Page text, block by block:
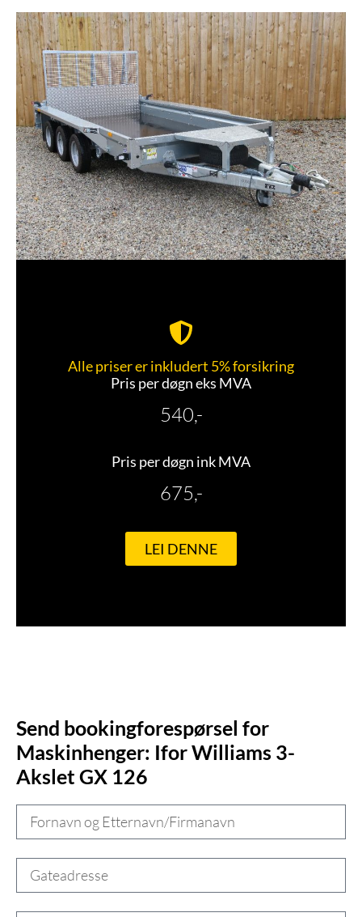
Alle priser er inkludert 5% forsikring
Pris per døgn eks MVA
540,-
Pris per døgn ink MVA
675,-
LEI DENNE
Send bookingforespørsel for
Maskinhenger: Ifor Williams 3-
Akslet GX 126